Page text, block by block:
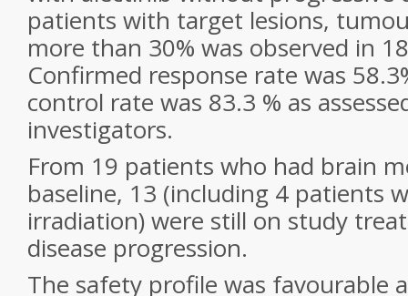
patients with target lesions,
more than 30% was observed in
Confirmed response rate was
control rate was 83.3 % as
investigators.
From 19 patients who had brain
baseline, 13 (including 4 patients
irradiation) were still on study
disease progression.
The safety profile was favourable